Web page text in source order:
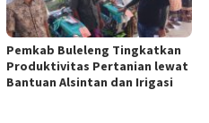
Pemkab Buleleng Tingkatkan
Produktivitas Pertanian lewat
Bantuan Alsintan dan Irigasi